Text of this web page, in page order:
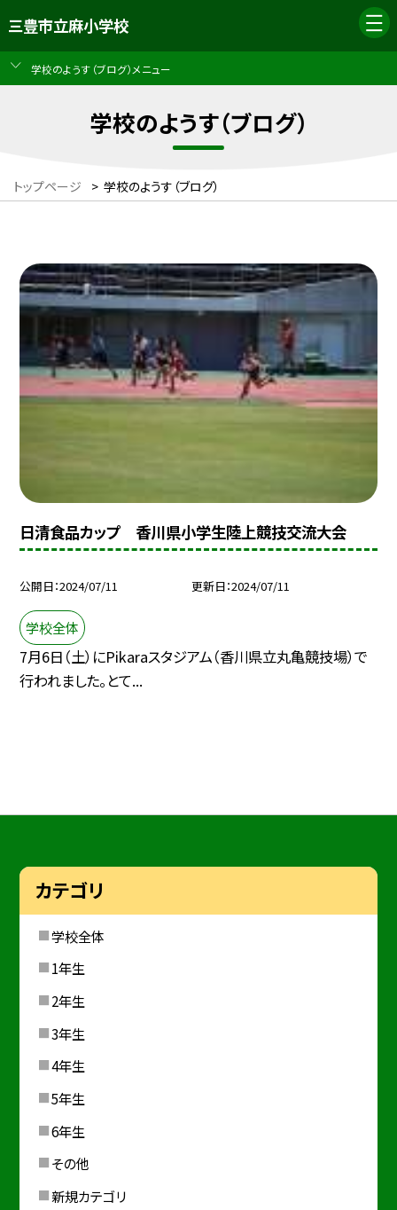
三豊市立麻小学校
学校のようす（ブログ）メニュー
学校のようす（ブログ）
トップページ > 学校のようす（ブログ）
日清食品カップ 香川県小学生陸上競技交流大会
公開日 2024/07/11 更新日 2024/07/11
学校全体
7月6日（土）にPikaraスタジアム（香川県立丸亀競技場）で
行われました。とて...
カテゴリ
学校全体
1年生
2年生
3年生
4年生
5年生
6年生
その他
新規カテゴリ